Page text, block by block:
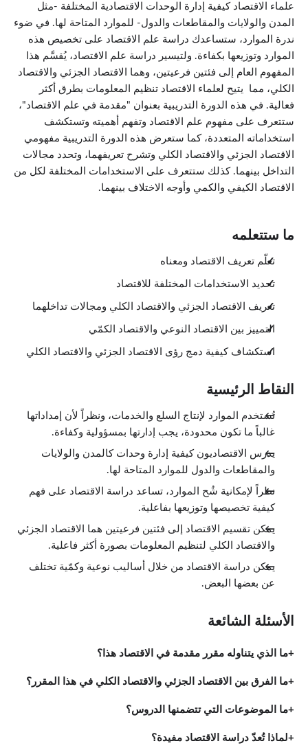
علماء الاقتصاد كيفية إدارة الوحدات الاقتصادية المختلفة -مثل
المدن والولايات والمقاطعات والدول- للموارد المتاحة لها. في ضوء
ندرة الموارد، ستساعدك دراسة علم الاقتصاد على تخصيص هذه
الموارد وتوزيعها بكفاءة. ولتيسير دراسة علم الاقتصاد، يُقسَّم هذا
المفهوم العام إلى فئتين فرعيتين، وهما الاقتصاد الجزئي والاقتصاد
الكلي، مما يتيح لعلماء الاقتصاد تنظيم المعلومات بطرق أكثر
فعالية. في هذه الدورة التدريبية بعنوان "مقدمة في علم الاقتصاد"،
ستتعرف على مفهوم علم الاقتصاد وتفهم أهميته وتستكشف
استخداماته المتعددة، كما ستعرض هذه الدورة التدريبية مفهومي
الاقتصاد الجزئي والاقتصاد الكلي وتشرح تعريفهما، وتحدد مجالات
التداخل بينهما. كذلك ستتعرف على الاستخدامات المختلفة لكل من
الاقتصاد الكيفي والكمي وأوجه الاختلاف بينهما.
ما ستتعلمه
تعلّم تعريف الاقتصاد ومعناه
تحديد الاستخدامات المختلفة للاقتصاد
تعريف الاقتصاد الجزئي والاقتصاد الكلي ومجالات تداخلهما
التمييز بين الاقتصاد النوعي والاقتصاد الكمّي
استكشاف كيفية دمج رؤى الاقتصاد الجزئي والاقتصاد الكلي
النقاط الرئيسية
تُستخدم الموارد لإنتاج السلع والخدمات، ونظراً لأن إمداداتها
غالباً ما تكون محدودة، يجب إدارتها بمسؤولية وكفاءة.
يدرس الاقتصاديون كيفية إدارة وحدات كالمدن والولايات
والمقاطعات والدول للموارد المتاحة لها.
نظراً لإمكانية شُح الموارد، تساعد دراسة الاقتصاد على فهم
كيفية تخصيصها وتوزيعها بفاعلية.
يمكن تقسيم الاقتصاد إلى فئتين فرعيتين هما الاقتصاد الجزئي
والاقتصاد الكلي لتنظيم المعلومات بصورة أكثر فاعلية.
يمكن دراسة الاقتصاد من خلال أساليب نوعية وكمّية تختلف
عن بعضها البعض.
الأسئلة الشائعة
ما الذي يتناوله مقرر مقدمة في الاقتصاد هذا؟
ما الفرق بين الاقتصاد الجزئي والاقتصاد الكلي في هذا المقرر؟
ما الموضوعات التي تتضمنها الدروس؟
لماذا تُعدّ دراسة الاقتصاد مفيدة؟